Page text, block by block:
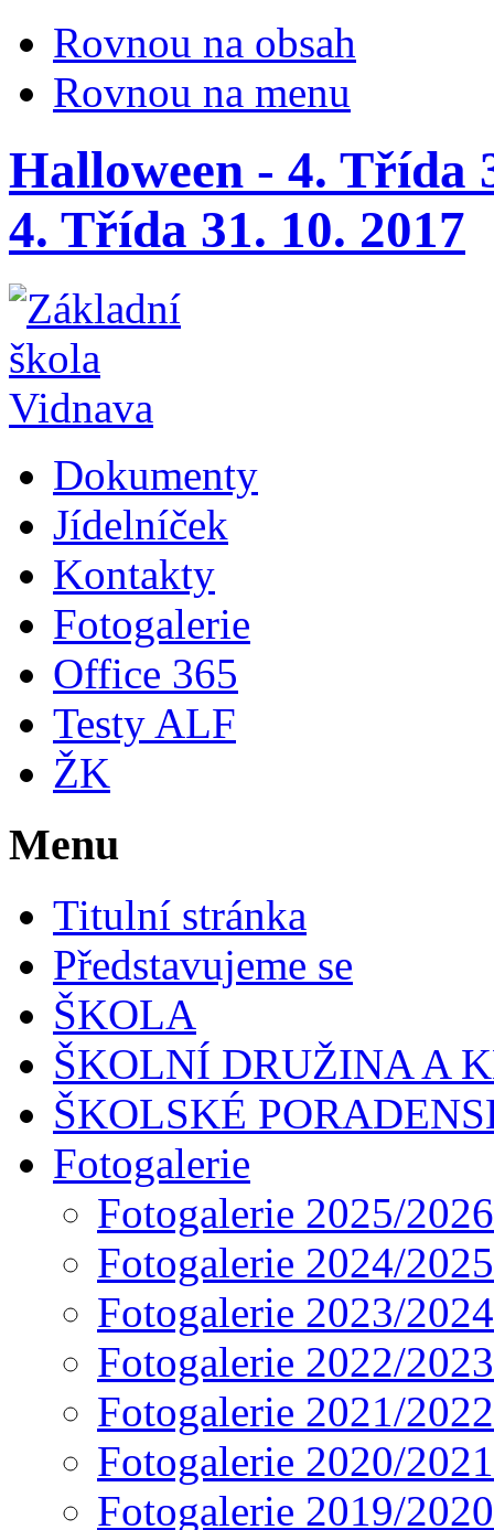
Rovnou na obsah
Rovnou na menu
Halloween - 4. Třída
4. Třída 31. 10. 2017
Dokumenty
Jídelníček
Kontakty
Fotogalerie
Office 365
Testy ALF
ŽK
Menu
Titulní stránka
Představujeme se
ŠKOLA
ŠKOLNÍ DRUŽINA A
ŠKOLSKÉ
Fotogalerie
Fotogalerie 2025/2026
Fotogalerie 2024/2025
Fotogalerie 2023/2024
Fotogalerie 2022/2023
Fotogalerie 2021/2022
Fotogalerie 2020/2021
Fotogalerie 2019/2020